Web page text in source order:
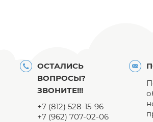
ОСТАЛИСЬ
ВОПРОСЫ?
ЗВОНИТЕ!!!
+7 (812) 528-15-96
+7 (962) 707-02-06